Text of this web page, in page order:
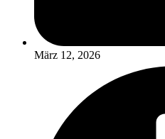
März 12, 2026